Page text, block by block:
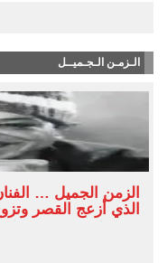
الـزمـن الـجـميــل
الزمن الجميل …
الذي أزعج القصر